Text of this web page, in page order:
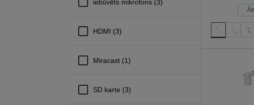
iebūvēts mikrofons (3)
HDMI (3)
Miracast (1)
SD karte (3)